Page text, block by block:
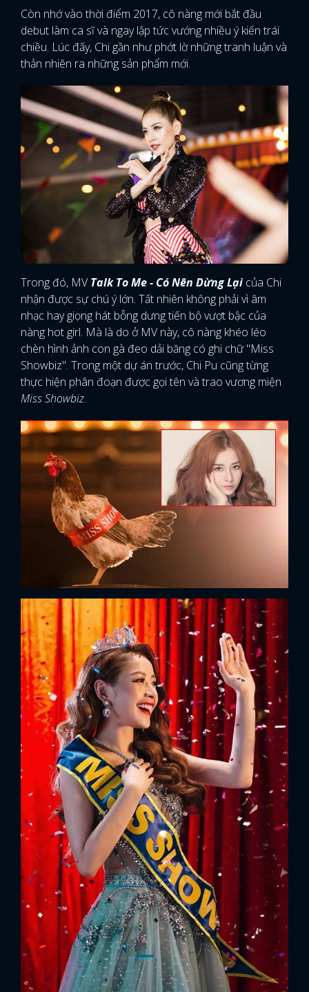
Còn nhớ vào thời điểm 2017, cô nàng mới bắt đầu
debut làm ca sĩ và ngay lập tức vướng nhiều ý kiến trái
chiều. Lúc đấy, Chi gần như phớt lờ những tranh luận và
thản nhiên ra những sản phẩm mới.
Trong đó, MV Talk To Me - Có Nên DừngLại của Chi
nhận được sự chú ý lớn. Tất nhiên không phải vì âm
nhạc hay giọng hát bỗng dưng tiến bộ vượt bậc của
nàng hot girl. Mà là do ở MV này, cô nàng khéo léo
chèn hình ảnh con gà đeo dải băng có ghi chữ "Miss
Showbiz". Trong một dự án trước, Chi Pu cũng từng
thực hiện phân đoạn được gọi tên và trao vương miện
Miss Showbiz.